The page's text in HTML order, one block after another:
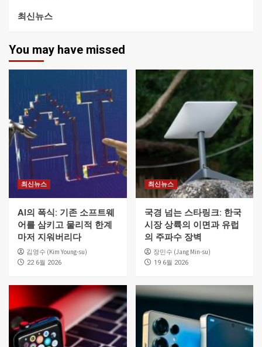
최신뉴스
You may have missed
최신뉴스
AI의 폭식: 기존 소프트웨
어를 삼키고 물리적 한계
마저 지워버리다
김영수 (Kim Young-su)
22 6월 2026
최신뉴스
국경 넘는 스타링크: 한국
시장 상륙의 이면과 유럽
의 주파수 장벽
장민수 (Jang Min-su)
19 6월 2026